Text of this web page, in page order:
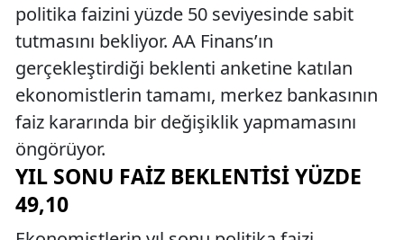
politika faizini yüzde 50 seviyesinde sabit
tutmasını bekliyor. AA Finans’ın
gerçekleştirdiği beklenti anketine katılan
ekonomistlerin tamamı, merkez bankasının
faiz kararında bir değişiklik yapmamasını
öngörüyor.
YIL SONU FAIZ BEKLENTISI YÜZDE
49,10